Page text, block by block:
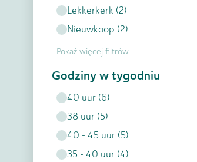
Lekkerkerk (2)
Nieuwkoop (2)
Pokaż więcej filtrów
Godziny w tygodniu
40 uur (6)
38 uur (5)
40 - 45 uur (5)
35 - 40 uur (4)